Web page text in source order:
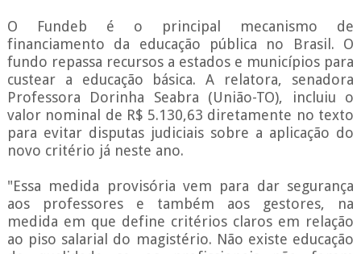
O Fundeb é o principal mecanismo de
financiamento da educação pública no Brasil. O
fundo repassa recursos a estados e municípios para
custear a educação básica. A relatora, senadora
Professora Dorinha Seabra (União-TO), incluiu o
valor nominal de R$ 5.130,63 diretamente no texto
para evitar disputas judiciais sobre a aplicação do
novo critério já neste ano.
"Essa medida provisória vem para dar segurança
aos professores e também aos gestores, na
medida em que define critérios claros em relação
ao piso salarial do magistério. Não existe educação